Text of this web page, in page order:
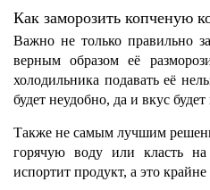
Как заморозить копченую
Важно не только правильно
верным образом её
холодильника подавать её
будет неудобно, да и вкус
Также не самым лучшим
горячую воду или класть
испортит продукт, а это